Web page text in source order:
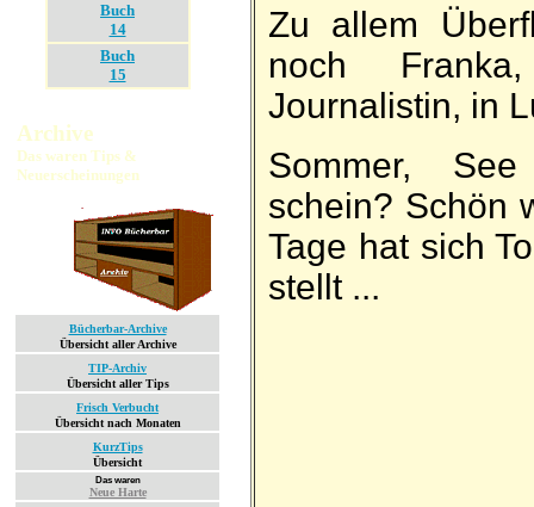
Buch
14
Buch
15
Archive
Das waren Tips &
Neuerscheinungen
Bücherbar-Archive
Übersicht aller Archive
TIP-Archiv
Übersicht aller Tips
Frisch Verbucht
Übersicht nach Monaten
KurzTips
Übersicht
Das waren
Neue Harte
Zu allem
noch
Journalistin, in
Sommer,
schein? Schön
Tage hat sich
stellt ...